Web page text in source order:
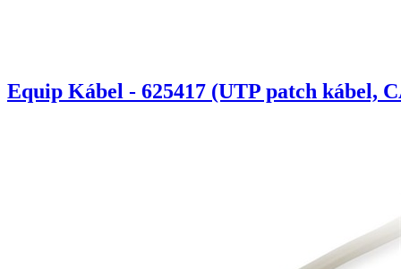
Equip Kábel - 625417 (UTP patch kábel,